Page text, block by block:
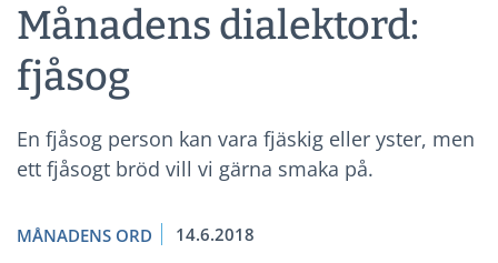
Månadens dialektord:
fjåsog
En fjåsog person kan vara fjäskig eller yster, men
ett fjåsogt bröd vill vi gärna smaka på.
MÅNADENS ORD 14.6.2018